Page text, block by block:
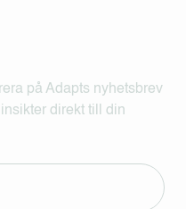
på Adapts nyhetsbrev
direkt till din